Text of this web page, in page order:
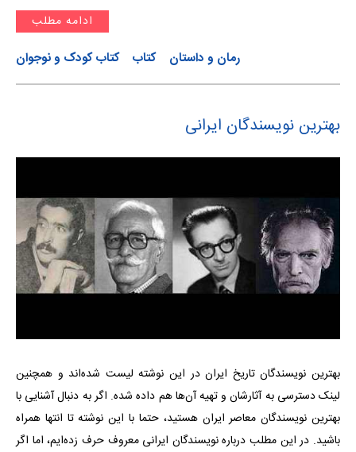
ادامه مطلب
رمان و داستان کتاب کتاب کودک و نوجوان
بهترین نویسندگان ایرانی
بهترین نویسندگان تاریخ ایران در این نوشته لیست شده‌اند و همچنین
لینک دسترسی به آثارشان و تهیه آن‌ها هم داده شده. اگر به دنبال آشنایی با
بهترین نویسندگان معاصر ایران هستید، حتما با این نوشته تا انتها همراه
باشید. در این مطلب درباره نویسندگان ایرانی معروف حرف زده‌ایم، اما اگر